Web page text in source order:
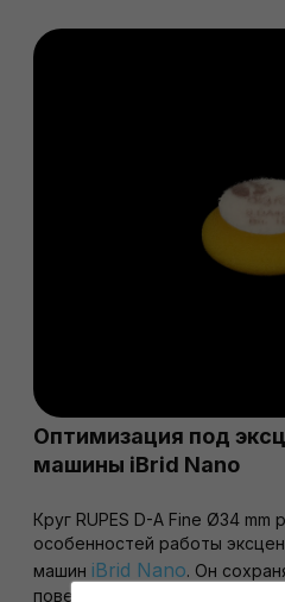
Оптимизация под
машины iBrid Nano
Круг RUPES D-A Fine Ø34 mm
особенностей работы
машин iBrid Nano. Он
поверхностью, хорошо